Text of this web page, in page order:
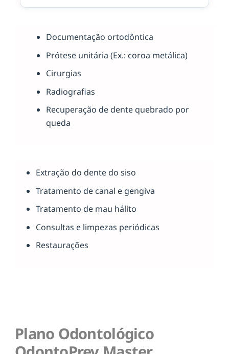
Documentação ortodôntica
Prótese unitária (Ex.: coroa metálica)
Cirurgias
Radiografias
Recuperação de dente quebrado por
queda
Extração do dente do siso
Tratamento de canal e gengiva
Tratamento de mau hálito
Consultas e limpezas periódicas
Restaurações
Plano Odontológico